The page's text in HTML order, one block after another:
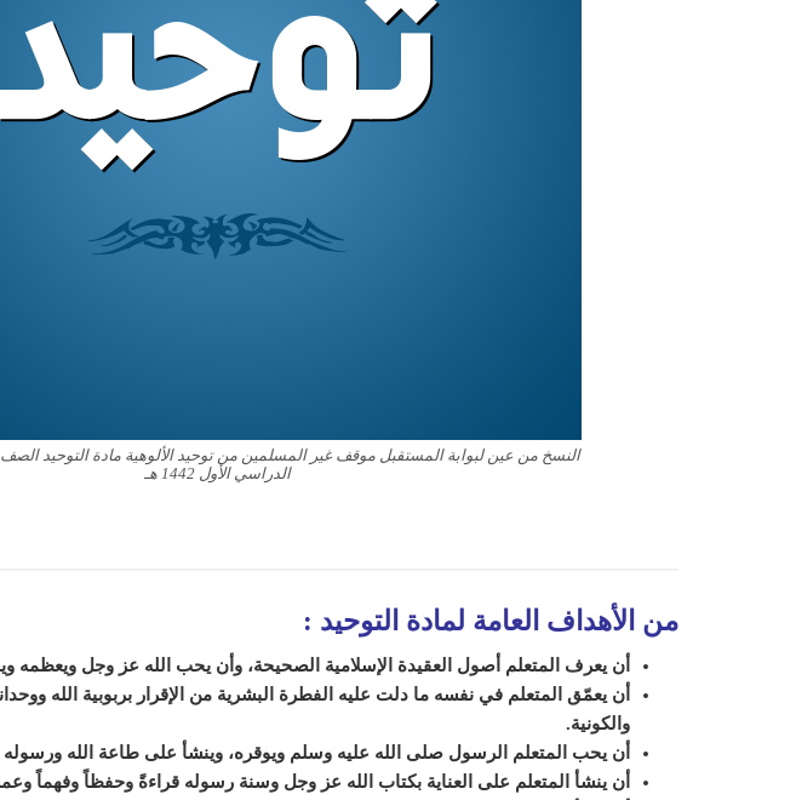
النسخ من عين لبوابة المستقبل موقف غير المسلمين من توحيد الألوهية مادة التوحيد الصف
الدراسي الأول 1442 هـ
من الأهداف العامة لمادة التوحيد :
أن يعرف المتعلم أصول العقيدة الإسلامية الصحيحة، وأن يحب الله عز وجل ويعظمه
أن يعمّق المتعلم في نفسه ما دلت عليه الفطرة البشرية من الإقرار بربوبية الله
والكونية.
أن يحب المتعلم الرسول صلى الله عليه وسلم ويوقره، وينشأ على طاعة الله
أن ينشأ المتعلم على العناية بكتاب الله عز وجل وسنة رسوله قراءةً وحفظاً وفهماً